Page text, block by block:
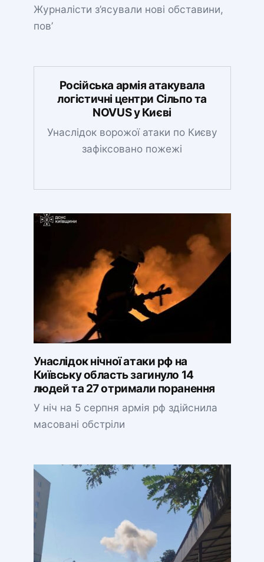
Журналісти з’ясували нові обставини,
пов’
Російська армія атакувала
логістичні центри Сільпо та
NOVUS у Києві
Унаслідок ворожої атаки по Києву
зафіксовано пожежі
Унаслідок нічної атаки рф на
Київську область загинуло 14
людей та 27 отримали поранення
У ніч на 5 серпня армія рф здійснила
масовані обстріли